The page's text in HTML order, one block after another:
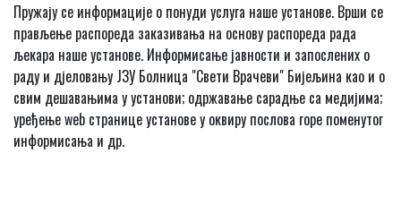
Пружају се информације о понуди услуга наше установе. Врши се
прављење распореда заказивања на основу распореда рада
љекара наше установе. Информисање јавности и запослених о
раду и дјеловању ЈЗУ Болница "Свети Врачеви" Бијељина као и о
свим дешавањима у установи; одржавање сарадње са медијима;
уређење web странице установе у оквиру послова горе поменутог
информисања и др.